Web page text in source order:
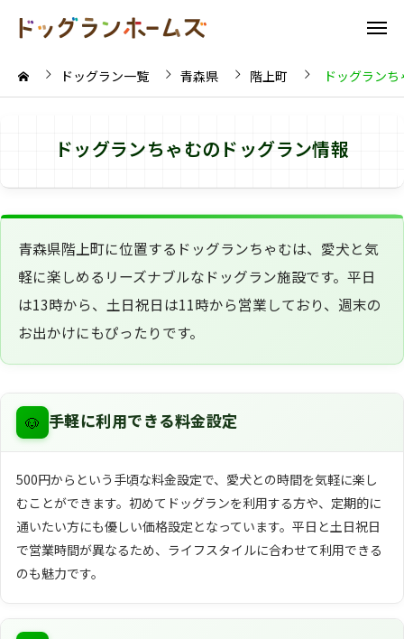
ドッグラン一覧 青森県 階上町 ドッグランち
ドッグランちゃむのドッグラン情報
青森県階上町に位置するドッグランちゃむは、愛犬と気
軽に楽しめるリーズナブルなドッグラン施設です。平日
は13時から、土日祝日は11時から営業しており、週末の
お出かけにもぴったりです。
🐶 手軽に利用できる料金設定
500円からという手頃な料金設定で、愛犬との時間を気軽に楽し
むことができます。初めてドッグランを利用する方や、定期的に
通いたい方にも優しい価格設定となっています。平日と土日祝日
で営業時間が異なるため、ライフスタイルに合わせて利用できる
のも魅力です。